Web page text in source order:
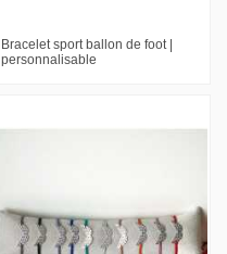
Bracelet sport ballon de foot |
personnalisable